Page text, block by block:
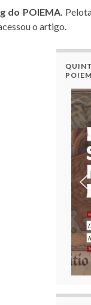
do POIEMA.
o artigo.